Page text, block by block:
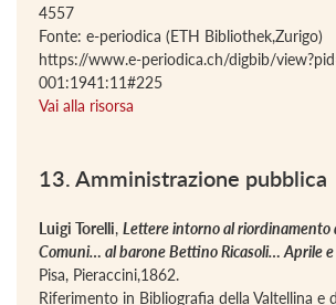
4557
Fonte: e-periodica (ETH Bibliothek,Zurigo)
https://www.e-periodica.ch/digbib/
001:1941:11#225
Vai alla risorsa
13. Amministrazione pubblica
Luigi Torelli, Lettere intorno al riordinamento
Comuni… al barone Bettino Ricasoli… Aprile e
Pisa, Pieraccini,1862.
Riferimento in Bibliografia della Valtellina e